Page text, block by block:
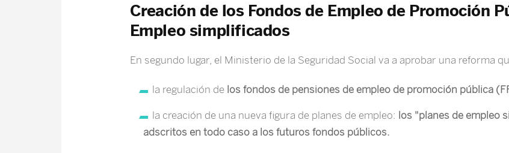
Creación de los Fondos de Empleo de Promoción
Empleo simplificados
En segundo lugar, el Ministerio de la Seguridad Social va a aprobar una reforma
la regulación delos fondos de pensiones de empleo de promoción pública
la creación de una nueva figura de planes de empleo: los "planes de empleo
adscritos en todo caso a los futuros fondos públicos.